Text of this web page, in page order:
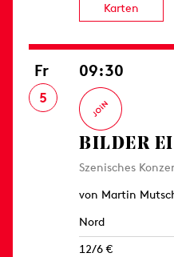
Karten
Fr
5
09:30
BILDER
Szenisches
von Martin
Nord
12/6 €